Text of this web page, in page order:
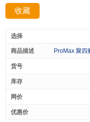
收藏
ProMax 聚四